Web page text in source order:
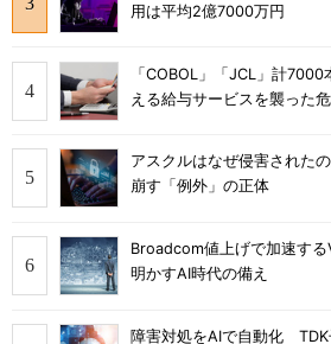
用は平均2億7000万円
「COBOL」「JCL」計
える給与サービスを襲った
アスクルはなぜ侵害された
崩す「例外」の正体
Broadcom値上げで加速す
明かすAI時代の備え
障害対処をAIで自動化